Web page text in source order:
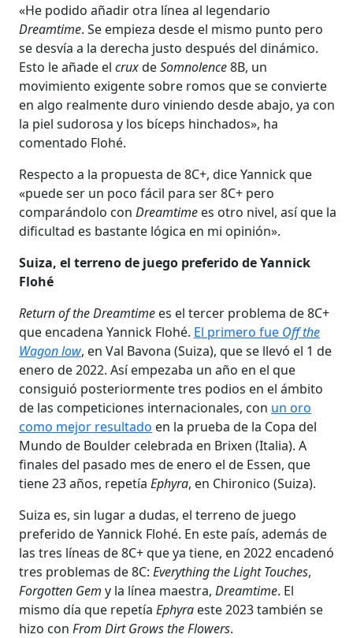
«He podido añadir otra línea al legendario
Dreamtime. Se empieza desde el mismo punto pero
se desvía a la derecha justo después del dinámico.
Esto le añade el cruxdeSomnolence8B, un
movimiento exigente sobre romos que se convierte
en algo realmente duro viniendo desde abajo, ya con
la piel sudorosa y los bíceps hinchados», ha
comentado Flohé.
Respecto a la propuesta de 8C+, dice Yannick que
«puede ser un poco fácil para ser 8C+ pero
comparándolo con Dreamtime es otro nivel, así que la
dificultad es bastante lógica en mi opinión».
Suiza, el terreno de juego preferido de Yannick
Flohé
Return of the Dreamtime es el tercer problema de 8C+
que encadena Yannick Flohé. El primero fue Off the
Wagon low, en Val Bavona (Suiza), que se llevó el 1 de
enero de 2022. Así empezaba un año en el que
consiguió posteriormente tres podios en el ámbito
de las competiciones internacionales, con un oro
como mejor resultado en la prueba de la Copa del
Mundo de Boulder celebrada en Brixen (Italia). A
finales del pasado mes de enero el de Essen, que
tiene 23 años, repetía Ephyra, en Chironico (Suiza).
Suiza es, sin lugar a dudas, el terreno de juego
preferido de Yannick Flohé. En este país, además de
las tres líneas de 8C+ que ya tiene, en 2022 encadenó
tres problemas de 8C: Everything the Light Touches,
Forgotten Gem y la línea maestra, Dreamtime. El
mismo día que repetía Ephyra este 2023 también se
hizo con From Dirt Grows the Flowers.